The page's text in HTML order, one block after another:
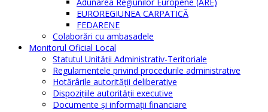
EUROREGIUNEA CARPATICĂ
FEDARENE
Colaborări cu ambasadele
Monitorul Oficial Local
Statutul Unităţii Administrativ-Teritoriale
Regulamentele privind procedurile administrative
Hotărârile autorităţii deliberative
Dispoziţiile autorităţii executive
Documente şi informaţii financiare